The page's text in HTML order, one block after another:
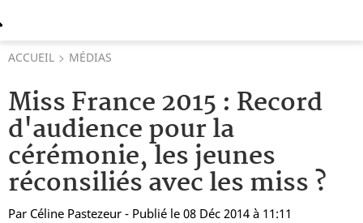
ACCUEIL MÉDIAS
Miss France 2015 : Record
d'audience pour la
cérémonie, les jeunes
réconsiliés avec les miss ?
Par Céline Pastezeur - Publié le 08 Déc 2014 à 11:11